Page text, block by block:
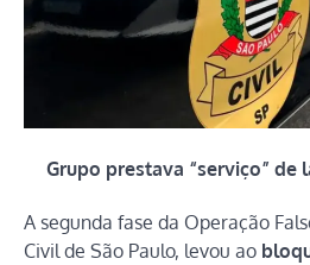
Grupo prestava “serviço” de
A segunda fase da Operação
Civil de São Paulo, levou ao